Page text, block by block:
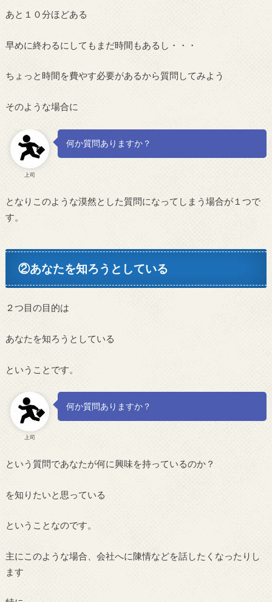
あと１０分ほどある
早めに終わるにしてもまだ時間もあるし・・・
ちょっと時間を費やす必要があるから質問してみよう
そのような場合に
上司
何か質問ありますか？
となりこのような漠然とした質問になってしまう場合が１つで
す。
②あなたを知ろうとしている
２つ目の目的は
あなたを知ろうとしている
ということです。
上司
何か質問ありますか？
という質問であなたが何に興味を持っているのか？
を知りたいと思っている
ということなのです。
主にこのような場合、会社へに陳情などを話したくなったりし
ます